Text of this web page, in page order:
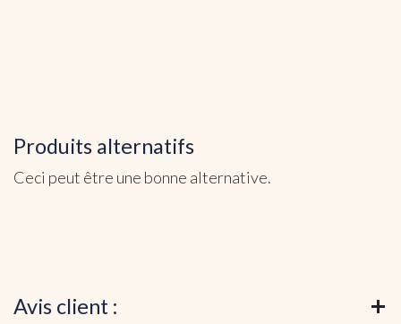
Produits alternatifs
Ceci peut être une bonne alternative.
Avis client :